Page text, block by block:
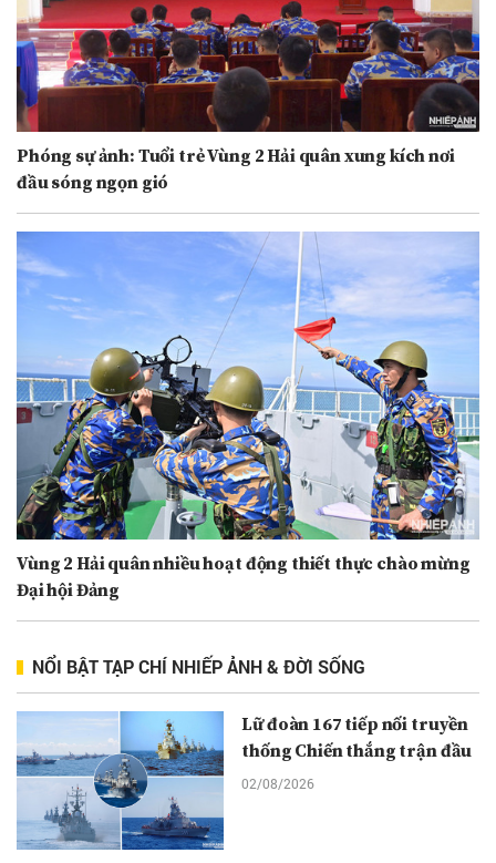
Phóng sự ảnh: Tuổi trẻ Vùng 2 Hải quân xung kích nơi
đầu sóng ngọn gió
Vùng 2 Hải quân nhiều hoạt động thiết thực chào mừng
Đại hội Đảng
NỔI BẬT TẠP CHÍ NHIẾP ẢNH & ĐỜI SỐNG
Lữ đoàn 167 tiếp nối truyền
thống Chiến thắng trận đầu
02/08/2026